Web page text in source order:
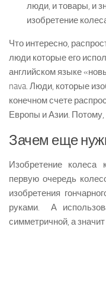
люди, и товары, и
изобретение
Что интересно,
люди которые его
английском языке
nava. Люди, которые
конечном счете
Европы и Азии. Потому,
Зачем еще
Изобретение колеса
первую очередь
изобретения
руками. А
симметричной, а